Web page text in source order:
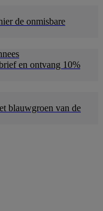
de onmisbare
en ontvang 10%
blauwgroen van de